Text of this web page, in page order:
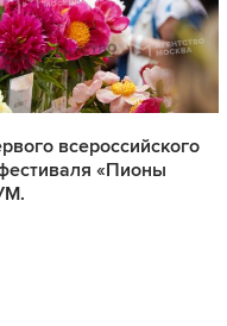
всероссийского
«Пионы